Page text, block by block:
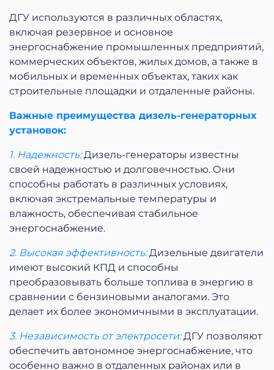
ДГУ используются в различных областях,
включая резервное и основное
энергоснабжение промышленных предприятий,
коммерческих объектов, жилых домов, а также в
мобильных и временных объектах, таких как
строительные площадки и отдаленные районы.
Важные преимущества дизель-генераторных
установок:
1. Надежность:Дизель-генераторы известны
своей надежностью и долговечностью. Они
способны работать в различных условиях,
включая экстремальные температуры и
влажность, обеспечивая стабильное
энергоснабжение.
2. Высокая эффективность:Дизельные двигатели
имеют высокий КПД и способны
преобразовывать больше топлива в энергию в
сравнении с бензиновыми аналогами. Это
делает их более экономичными в эксплуатации.
3. Независимость от электросети:ДГУ позволяют
обеспечить автономное энергоснабжение, что
особенно важно в отдаленных районах или в